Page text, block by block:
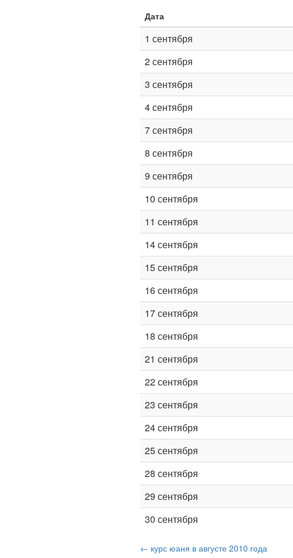
Дата
1 сентября
2 сентября
3 сентября
4 сентября
7 сентября
8 сентября
9 сентября
10 сентября
11 сентября
14 сентября
15 сентября
16 сентября
17 сентября
18 сентября
21 сентября
22 сентября
23 сентября
24 сентября
25 сентября
28 сентября
29 сентября
30 сентября
← курс юаня в августе 2010 года